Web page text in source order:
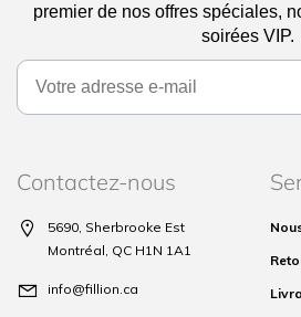
premier de nos offres spéciales,
soirées VIP.
Email
Contactez-nous
5690, Sherbrooke Est
Montréal, QC H1N 1A1
info@fillion.ca